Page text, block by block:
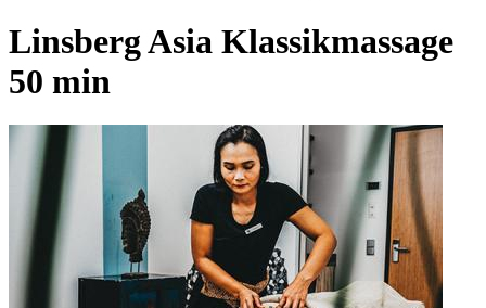
Linsberg Asia Klassikmassage
50 min